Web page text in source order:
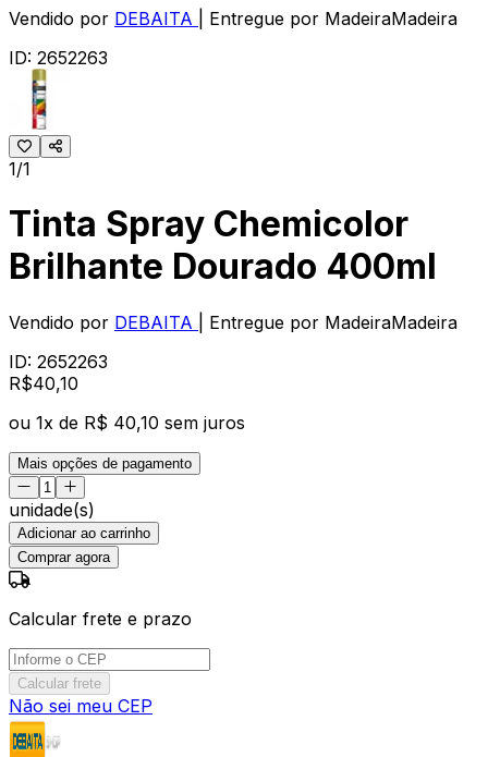
Vendido por DEBAITA | Entregue por MadeiraMadeira
ID: 2652263
1/1
Tinta Spray Chemicolor
Brilhante Dourado 400ml
Vendido por DEBAITA | Entregue por MadeiraMadeira
ID: 2652263
R$40,10
ou 1x de R$ 40,10 sem juros
Mais opções de pagamento
unidade(s)
Adicionar ao carrinho
Comprar agora
Calcular frete e prazo
Calcular frete
Não sei meu CEP